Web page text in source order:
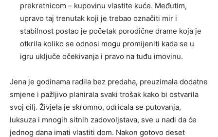
prekretnicom – kupovinu vlastite kuće. Međutim,
upravo taj trenutak koji je trebao označiti mir i
stabilnost postao je početak porodične drame koja je
otkrila koliko se odnosi mogu promijeniti kada se u
igru uključe očekivanja i pravo na tuđu imovinu.
Jena je godinama radila bez predaha, preuzimala dodatne
smjene i pažljivo planirala svaki trošak kako bi ostvarila
svoj cilj. Živjela je skromno, odricala se putovanja,
luksuza i mnogih sitnih zadovoljstava, sve u nadi da će
jednog dana imati vlastiti dom. Nakon gotovo deset